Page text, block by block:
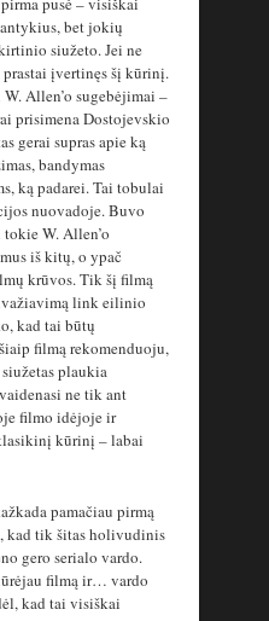
bet jokių
siužeto. Jei ne
įvertinęs šį kūrinį.
Allen’o sugebėjimai –
prisimena Dostojevskio
gerai supras apie ką
bandymas
ką padarei. Tai tobulai
nuovadoje. Buvo
W. Allen’o
iš kitų, o ypač
krūvos. Tik šį filmą
link eilinio
kad tai būtų
filmą rekomenduoju,
plaukia
ne tik ant
filmo idėjoje ir
kūrinį – labai
pamačiau pirmą
kad tik šitas holivudinis
gero serialo vardo.
filmą ir… vardo
kad tai visiškai